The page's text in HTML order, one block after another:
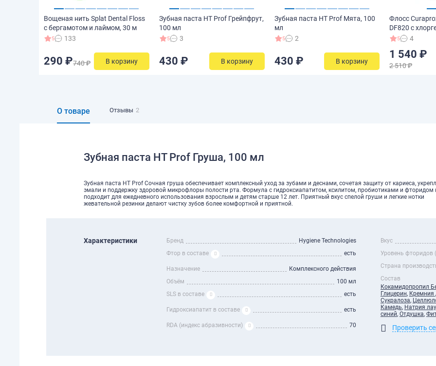
Вощеная нить Splat Dental Floss
с бергамотом и лаймом, 30 м
5 133
290 ₽740 ₽ В корзину
Зубная паста HT Prof Грейпфрут,
100 мл
5 3
430 ₽ В корзину
Зубная паста HT Prof Мята, 100
мл
5 2
430 ₽ В корзину
Флосс
DF820 с
5 4
1 540 ₽
2 510 ₽
О товаре Отзывы 2
Зубная паста HT Prof Груша, 100 мл
Зубная паста HT Prof Сочная груша обеспечивает комплексный уход за зубами и деснами, сочетая защиту от кариеса,
эмали и поддержку здоровой микрофлоры полости рта. Формула с гидроксиапатитом, ксилитом, пробиотиками и фторидом
подходит для ежедневного использования взрослым и детям старше 12 лет. Приятный вкус спелой груши и легкие нотки
жевательной резинки делают чистку зубов более комфортной и приятной.
Характеристики Бренд
Hygiene Technologies
Фтор в составе
есть
Назначение
Комплексного действия
Объём
100 мл
SLS в составе
есть
Гидроксиапатит в составе есть
RDA (индекс абразивности) 70
Вкус
Уровень фторидов
Страна
Состав
Кокамидопропил
Глицерин, Кремния
Сукралоза,
Камедь, Натрия
синий, Отдушка,
Проверить